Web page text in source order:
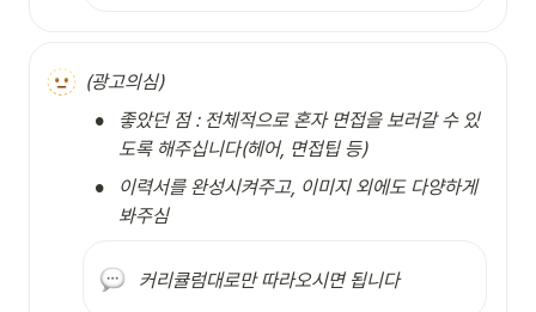
🫥 (광고의심)
•
좋았던 점 : 전체적으로 혼자 면접을 보러갈 수 있
도록 해주십니다(헤어, 면접팁 등)
•
이력서를 완성시켜주고, 이미지 외에도 다양하게
봐주심
커리큘럼대로만 따라오시면 됩니다